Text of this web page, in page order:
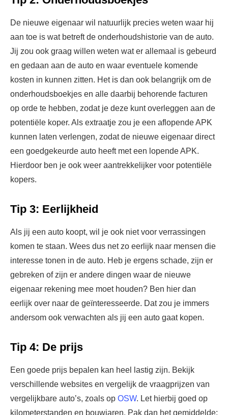
De nieuwe eigenaar wil natuurlijk precies weten waar hij
aan toe is wat betreft de onderhoudshistorie van de auto.
Jij zou ook graag willen weten wat er allemaal is gebeurd
en gedaan aan de auto en waar eventuele komende
kosten in kunnen zitten. Het is dan ook belangrijk om de
onderhoudsboekjes en alle daarbij behorende facturen
op orde te hebben, zodat je deze kunt overleggen aan de
potentiële koper. Als extraatje zou je een aflopende APK
kunnen laten verlengen, zodat de nieuwe eigenaar direct
een goedgekeurde auto heeft met een lopende APK.
Hierdoor ben je ook weer aantrekkelijker voor potentiële
kopers.
Tip 3: Eerlijkheid
Als jij een auto koopt, wil je ook niet voor verrassingen
komen te staan. Wees dus net zo eerlijk naar mensen die
interesse tonen in de auto. Heb je ergens schade, zijn er
gebreken of zijn er andere dingen waar de nieuwe
eigenaar rekening mee moet houden? Ben hier dan
eerlijk over naar de geïnteresseerde. Dat zou je immers
andersom ook verwachten als jij een auto gaat kopen.
Tip 4: De prijs
Een goede prijs bepalen kan heel lastig zijn. Bekijk
verschillende websites en vergelijk de vraagprijzen van
vergelijkbare auto’s, zoals op OSW. Let hierbij goed op
kilometerstanden en bouwjaren. Pak dan het gemiddelde;